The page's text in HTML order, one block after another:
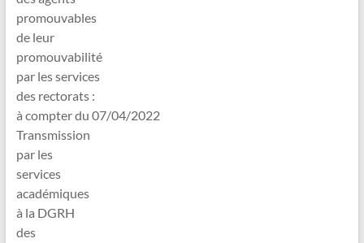
promouvables
de leur
promouvabilité
par les services
des rectorats :
à compter du 07/04/2022
Transmission
par les
services
académiques
à la DGRH
des